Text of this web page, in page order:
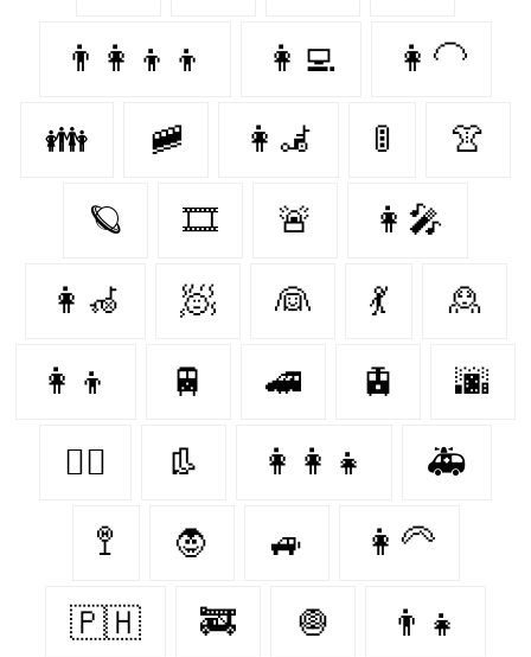
👨‍👩‍👦‍👦 👩‍💻 👩‍🦲
👪 🚞 👩‍🦼‍ 🚦 👚
🪐 🎞 🚨 👩‍🎤
👩‍🦽‍ 🧖‍ 👰‍ 💃 🙎‍
👩‍👦 🚆 🚄 🚊 🌆
👩‍⚕️ 👢 👩‍👩‍👧 🚑
🚏 🧛‍ 🚙 👩‍🦳
🇵🇭 🚒 🧅 👨‍👧